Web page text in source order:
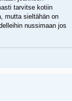
tarvitse kotiin
mutta sieltähän on
nussimaan jos